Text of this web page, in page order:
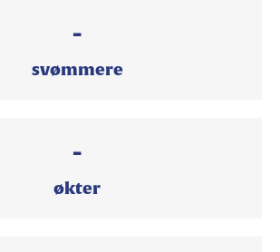
-
svømmere
-
økter